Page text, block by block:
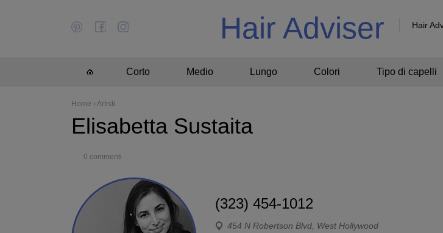
Hair Adviser Hair
Corto Medio Lungo Colori Tipo di capelli
Home › Artisti
Elisabetta Sustaita
0 commenti
(323) 454-1012
454 N Robertson Blvd, West Hollywood